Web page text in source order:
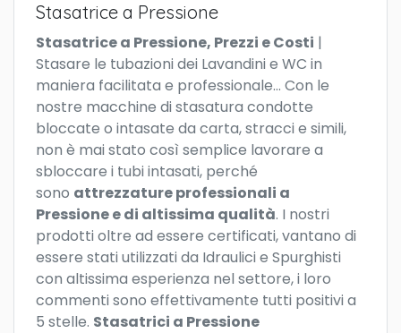
Stasatrice a Pressione
Stasatrice a Pressione, Prezzi e Costi |
Stasare le tubazioni dei Lavandini e WC in
maniera facilitata e professionale… Con le
nostre macchine di stasatura condotte
bloccate o intasate da carta, stracci e simili,
non è mai stato così semplice lavorare a
sbloccare i tubi intasati, perché
sono attrezzature professionali a
Pressione e di altissima qualità. I nostri
prodotti oltre ad essere certificati, vantano di
essere stati utilizzati da Idraulici e Spurghisti
con altissima esperienza nel settore, i loro
commenti sono effettivamente tutti positivi a
5 stelle. Stasatrici a Pressione